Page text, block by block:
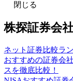
閉じる
株探証券会
ネット証券比較ラ
おすすめの証券会
スを徹底比較！